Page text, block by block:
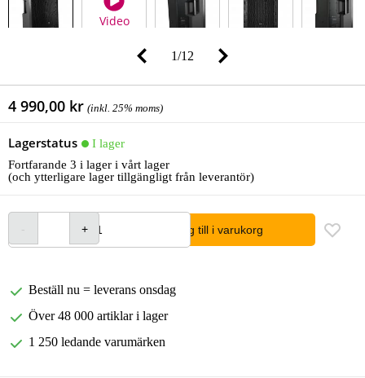
Video
1/12
4 990,00 kr (inkl. 25% moms)
Lagerstatus
I lager
Fortfarande 3 i lager i vårt lager
(och ytterligare lager tillgängligt från leverantör)
lägg till i varukorg
Beställ nu = leverans onsdag
Över 48 000 artiklar i lager
1 250 ledande varumärken